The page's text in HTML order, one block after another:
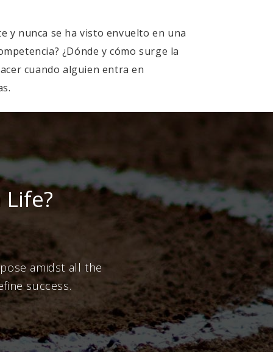
y nunca se ha visto envuelto en una
¿Dónde y cómo surge la
cuando alguien entra en
amidst all the
success.